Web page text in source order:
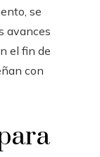
se
avances
el fin de
con